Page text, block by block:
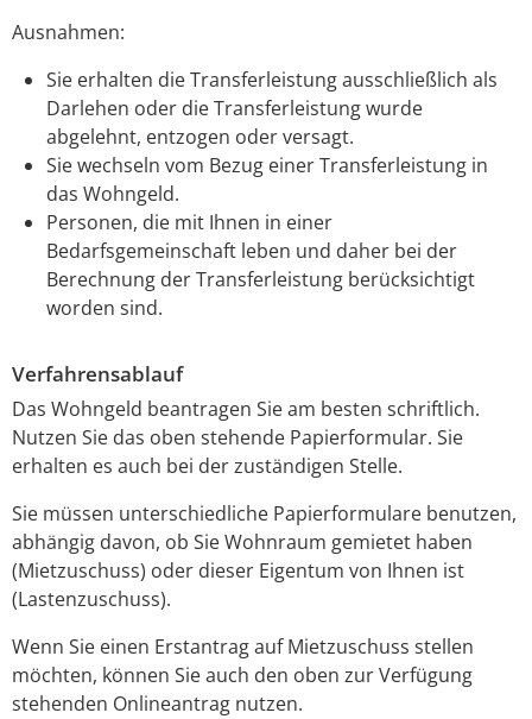
Ausnahmen:
Sie erhalten die Transferleistung ausschließlich als
Darlehen oder die Transferleistung wurde
abgelehnt, entzogen oder versagt.
Sie wechseln vom Bezug einer Transferleistung in
das Wohngeld.
Personen, die mit Ihnen in einer
Bedarfsgemeinschaft leben und daher bei der
Berechnung der Transferleistung berücksichtigt
worden sind.
Verfahrensablauf
Das Wohngeld beantragen Sie am besten schriftlich.
Nutzen Sie das oben stehende Papierformular. Sie
erhalten es auch bei der zuständigen Stelle.
Sie müssen unterschiedliche Papierformulare benutzen,
abhängig davon, ob Sie Wohnraum gemietet haben
(Mietzuschuss) oder dieser Eigentum von Ihnen ist
(Lastenzuschuss).
Wenn Sie einen Erstantrag auf Mietzuschuss stellen
möchten, können Sie auch den oben zur Verfügung
stehenden Onlineantrag nutzen.